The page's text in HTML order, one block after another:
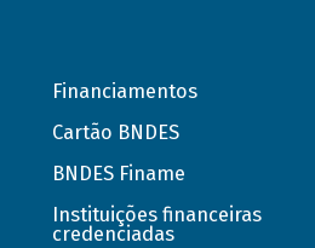
Financiamentos
Cartão BNDES
BNDES Finame
Instituições financeiras
credenciadas